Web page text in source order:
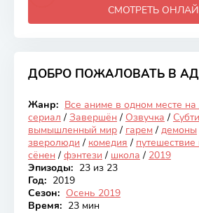
СМОТРЕТЬ
ДОБРО ПОЖАЛОВАТЬ В
Закончен
7.74
Жанр: Все аниме в одном месте на
сериал / Завершён / Озвучка /
вымышленный мир / гарем / демоны
зверолюди / комедия /
сёнен / фэнтези / школа / 2019
Эпизоды: 23 из 23
Год: 2019
Сезон: Осень 2019
Время: 23 мин